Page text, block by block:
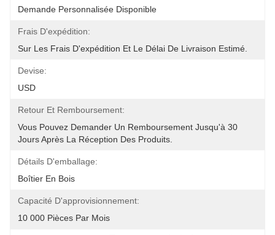
Demande Personnalisée Disponible
Frais D'expédition:
Sur Les Frais D'expédition Et Le Délai De Livraison Estimé.
Devise:
USD
Retour Et Remboursement:
Vous Pouvez Demander Un Remboursement Jusqu'à 30
Jours Après La Réception Des Produits.
Détails D'emballage:
Boîtier En Bois
Capacité D'approvisionnement:
10 000 Pièces Par Mois